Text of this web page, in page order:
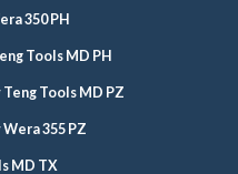
350 PH
Tools MD PH
Tools MD PZ
355 PZ
MD TX